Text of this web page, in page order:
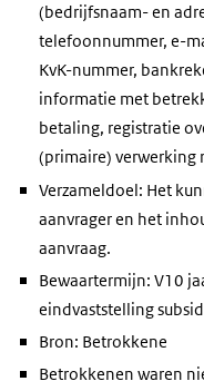
(bedrijfsnaam- en
telefoonnummer, e-
KvK-nummer,
informatie met
betaling, registratie
(primaire) verwerking
Verzameldoel: Het
aanvrager en het
aanvraag.
Bewaartermijn: V10
eindvaststelling
Bron: Betrokkene
Betrokkenen waren